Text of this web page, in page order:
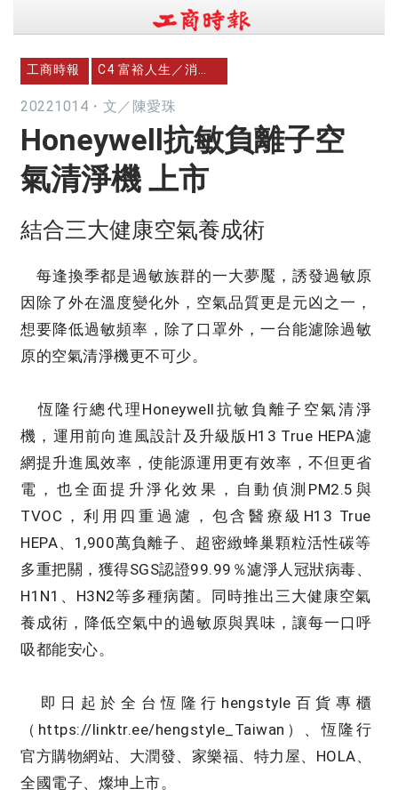
工商時報
20221014 ・ 文／陳愛珠
Honeywell抗敏負離子空
氣清淨機 上市
結合三大健康空氣養成術
每逢換季都是過敏族群的一大夢魘，誘發過敏原
因除了外在溫度變化外，空氣品質更是元凶之一，
想要降低過敏頻率，除了口罩外，一台能濾除過敏
原的空氣清淨機更不可少。
恆隆行總代理Honeywell抗敏負離子空氣清淨
機，運用前向進風設計及升級版H13 True HEPA濾
網提升進風效率，使能源運用更有效率，不但更省
電，也全面提升淨化效果，自動偵測PM2.5與
TVOC，利用四重過濾，包含醫療級H13 True
HEPA、1,900萬負離子、超密緻蜂巢顆粒活性碳等
多重把關，獲得SGS認證99.99％濾淨人冠狀病毒、
H1N1、H3N2等多種病菌。同時推出三大健康空氣
養成術，降低空氣中的過敏原與異味，讓每一口呼
吸都能安心。
即日起於全台恆隆行hengstyle百貨專櫃
（https://linktr.ee/hengstyle_Taiwan）、恆隆行
官方購物網站、大潤發、家樂福、特力屋、HOLA、
全國電子、燦坤上市。